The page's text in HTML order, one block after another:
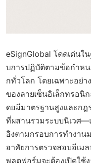
eSignGlobal โดดเด่นใ
บการปฏิบัติตามข้อกำห
กทั่วโลก โดยเฉพาะอย่
ของลายเซ็นอิเล็กทรอนิ
ดยมีมาตรฐานสูงและกฎ
ที่ผสานรวมระบบนิเวศ—
อิงตามกรอบการทำงาน
อาศัยการตรวจสอบอีเม
พลตฟอร์มจะต้องเปิดใช้